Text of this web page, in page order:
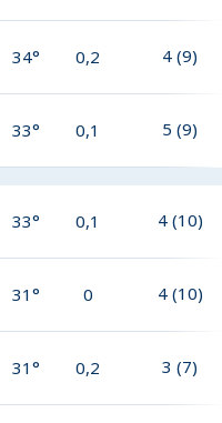
34° 0,2 4 (9)
33° 0,1 5 (9)
33° 0,1 4 (10)
31° 0 4 (10)
31° 0,2 3 (7)